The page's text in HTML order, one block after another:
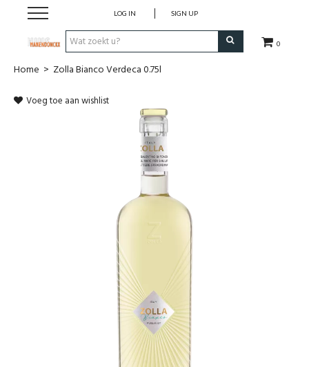
0
LOG IN SIGN UP
Wijnen
Alcoholvrije dranken
Home > Zolla Bianco Verdeca 0.75l
Voeg toe aan wishlist